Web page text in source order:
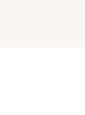
naar de